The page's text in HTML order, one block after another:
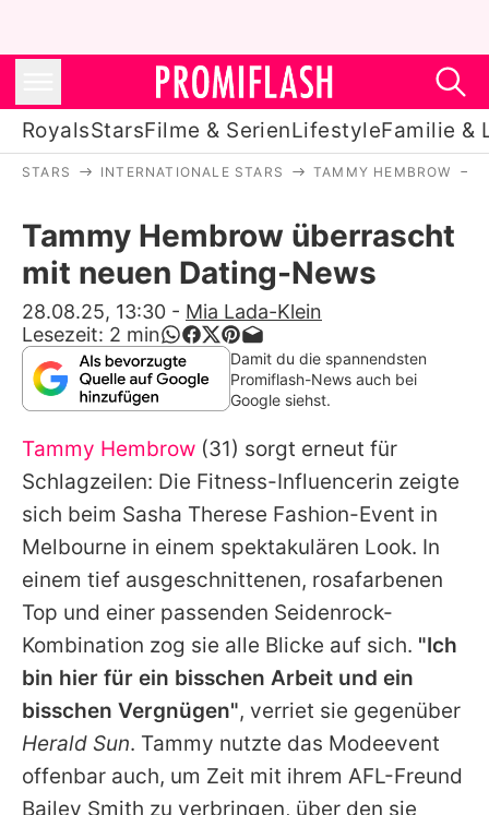
RoyalsStarsFilme & SerienLifestyleFamilie &
Stars
Filme & Serien
Lifestyle
Familie & Liebe
Alle Themen auf Promiflash
Jobs
App runterladen
Team
Redaktionelle Richtlinien
Impressum
Datenschutzerklärung
STARS INTERNATIONALE STARS TAMMY HEMBROW
Tammy Hembrow überrascht
mit neuen Dating-News
28.08.25, 13:30 - Mia Lada-Klein
Lesezeit: 2 min
Damit du die spannendsten
Promiflash-News auch bei
Google siehst.
Tammy Hembrow (31) sorgt erneut für
Schlagzeilen: Die Fitness-Influencerin zeigte
sich beim Sasha Therese Fashion-Event in
Melbourne in einem spektakulären Look. In
einem tief ausgeschnittenen, rosafarbenen
Top und einer passenden Seidenrock-
Kombination zog sie alle Blicke auf sich. "Ich
bin hier für ein bisschen Arbeit und ein
bisschen Vergnügen", verriet sie gegenüber
Herald Sun. Tammy nutzte das Modeevent
offenbar auch, um Zeit mit ihrem AFL-Freund
Bailey Smith zu verbringen, über den sie